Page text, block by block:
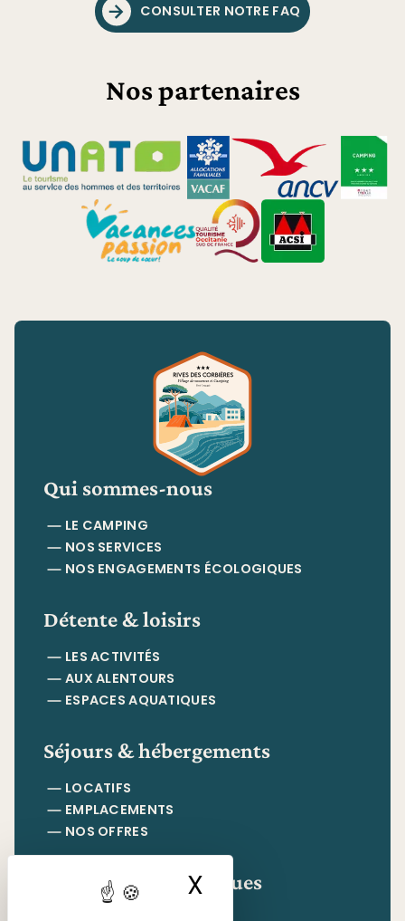
X Masquer le
CONSULTER NOTRE FAQ
Nos partenaires
Qui sommes-nous
LE CAMPING
NOS SERVICES
NOS ENGAGEMENTS ÉCOLOGIQUES
Détente & loisirs
LES ACTIVITÉS
AUX ALENTOURS
ESPACES AQUATIQUES
Séjours & hébergements
LOCATIFS
EMPLACEMENTS
NOS OFFRES
Informations pratiques